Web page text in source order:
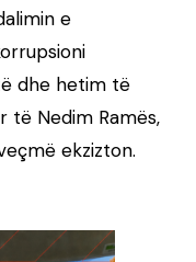
e
dhe hetim të
të Nedim Ramës,
ekzizton.